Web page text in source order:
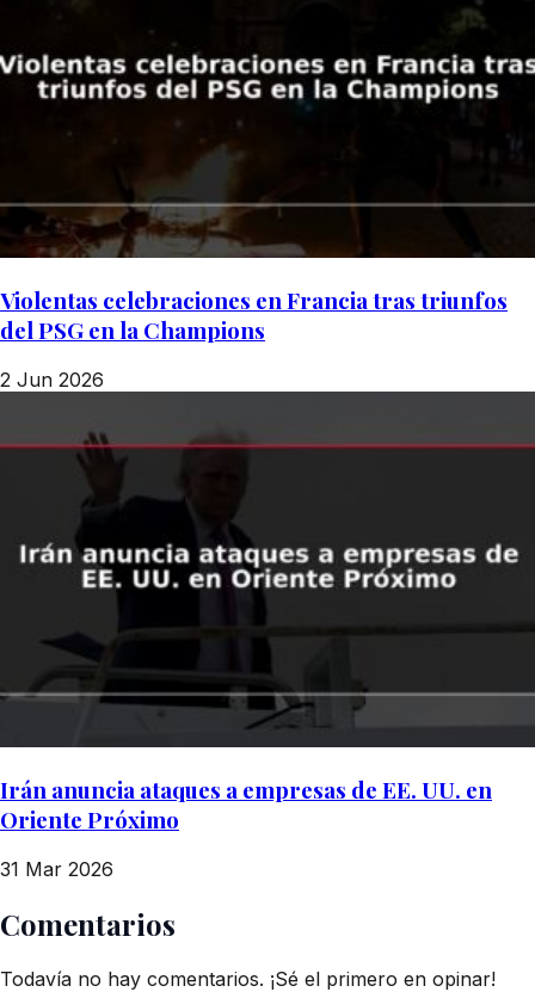
Violentas celebraciones en Francia tras triunfos
del PSG en la Champions
2 Jun 2026
Irán anuncia ataques a empresas de EE. UU. en
Oriente Próximo
31 Mar 2026
Comentarios
Todavía no hay comentarios. ¡Sé el primero en opinar!